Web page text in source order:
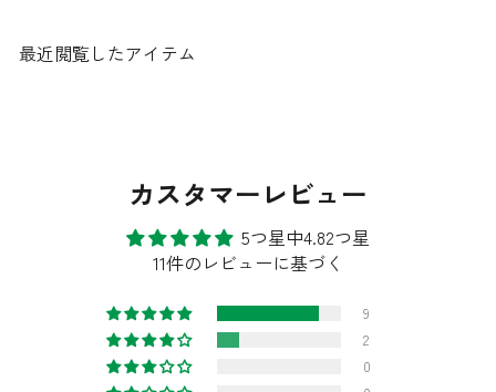
最近閲覧したアイテム
カスタマーレビュー
5つ星中4.82つ星
11件のレビューに基づく
9
2
0